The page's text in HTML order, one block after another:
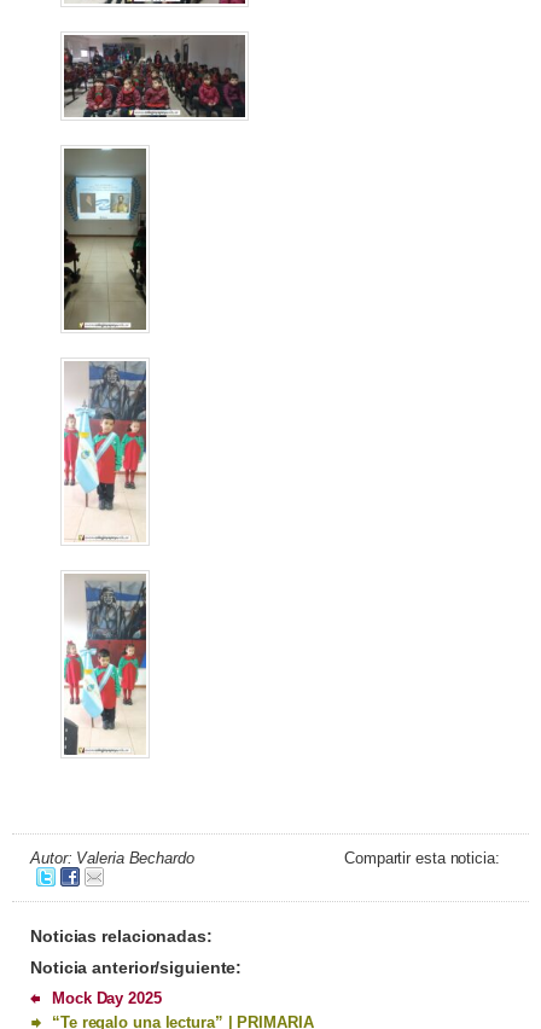
Autor: Valeria Bechardo Compartir esta noticia:
Noticias relacionadas:
Noticia anterior/siguiente:
Mock Day 2025
“Te regalo una lectura” | PRIMARIA